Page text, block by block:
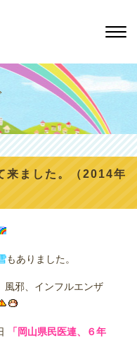
来ました。（2014年
もありました。
風邪、インフルエンザ
「岡山県民医連、６年